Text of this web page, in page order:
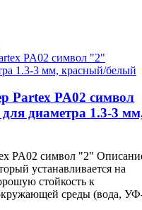
Partex PA02 символ
диаметра 1.3-3
PA02 символ "2"
устанавливается на
стойкость к
среды (вода,